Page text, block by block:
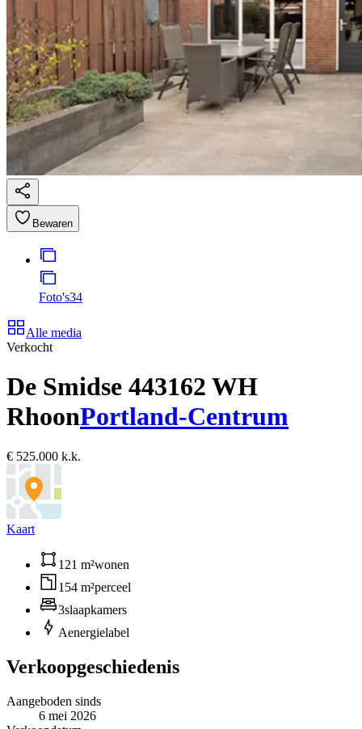
Bewaren
Foto's34
Alle media
Verkocht
De Smidse 443162 WH
RhoonPortland-Centrum
€ 525.000 k.k.
Kaart
121 m²wonen
154 m²perceel
3slaapkamers
Aenergielabel
Verkoopgeschiedenis
Aangeboden sinds
6 mei 2026